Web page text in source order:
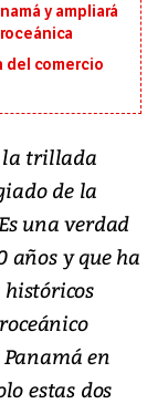
y ampliará
del comercio
la trillada
de la
una verdad
años y que ha
históricos
en
estas dos